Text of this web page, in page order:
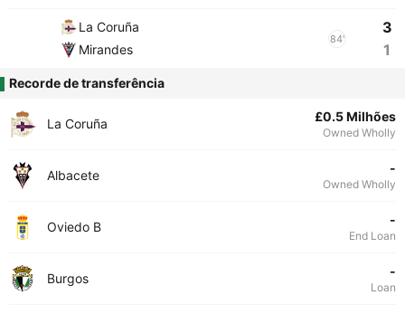
La Coruña
Mirandes
84'
3
1
Recorde de transferência
La Coruña £0.5 Milhões
Owned Wholly
Albacete -
Owned Wholly
Oviedo B -
End Loan
Burgos -
Loan